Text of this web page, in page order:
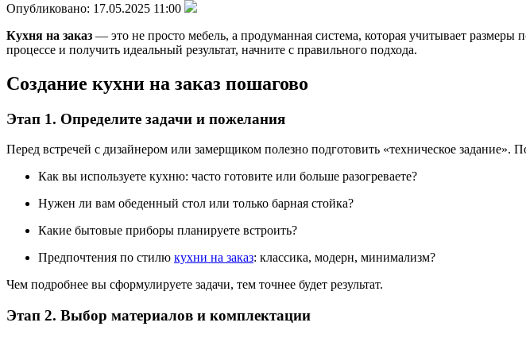
Опубликовано: 17.05.2025 11:00
Кухня на заказ — это не просто мебель, а продуманная система, которая учитывает
процессе и получить идеальный результат, начните с правильного подхода.
Создание кухни на заказ пошагово
Этап 1. Определите задачи и пожелания
Перед встречей с дизайнером или замерщиком полезно подготовить «техническое задание».
Как вы используете кухню: часто готовите или больше разогреваете?
Нужен ли вам обеденный стол или только барная стойка?
Какие бытовые приборы планируете встроить?
Предпочтения по стилю кухни на заказ: классика, модерн, минимализм?
Чем подробнее вы сформулируете задачи, тем точнее будет результат.
Этап 2. Выбор материалов и комплектации